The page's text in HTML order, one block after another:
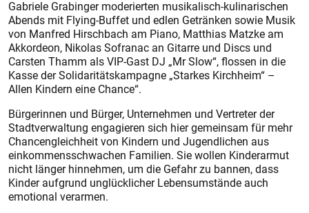
Gabriele Grabinger moderierten musikalisch-kulinarischen
Abends mit Flying-Buffet und edlen Getränken sowie Musik
von Manfred Hirschbach am Piano, Matthias Matzke am
Akkordeon, Nikolas Sofranac an Gitarre und Discs und
Carsten Thamm als VIP-Gast DJ „Mr Slow“, flossen in die
Kasse der Solidaritätskampagne „Starkes Kirchheim“ –
Allen Kindern eine Chance“.
Bürgerinnen und Bürger, Unternehmen und Vertreter der
Stadtverwaltung engagieren sich hier gemeinsam für mehr
Chancengleichheit von Kindern und Jugendlichen aus
einkommensschwachen Familien. Sie wollen Kinderarmut
nicht länger hinnehmen, um die Gefahr zu bannen, dass
Kinder aufgrund unglücklicher Lebensumstände auch
emotional verarmen.